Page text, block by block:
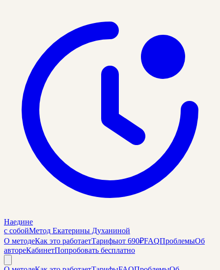
Наедине
с собойМетод Екатерины Духаниной
О методеКак это работаетТарифыот 690₽FAQПроблемыОб
автореКабинетПопробовать бесплатно